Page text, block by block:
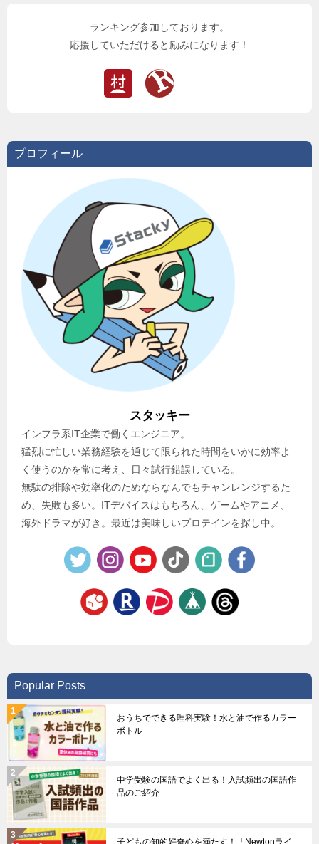
ランキング参加しております。
応援していただけると励みになります！
プロフィール
スタッキー
インフラ系IT企業で働くエンジニア。
猛烈に忙しい業務経験を通じて限られた時間をいかに効率よ
く使うのかを常に考え、日々試行錯誤している。
無駄の排除や効率化のためならなんでもチャンレンジするた
め、失敗も多い。ITデバイスはもちろん、ゲームやアニメ、
海外ドラマが好き。最近は美味しいプロテインを探し中。
Popular Posts
おうちでできる理科実験！水と油で作るカラー
ボトル
中学受験の国語でよく出る！入試頻出の国語作
品のご紹介
子どもの知的好奇心を満たす！「Newtonライ